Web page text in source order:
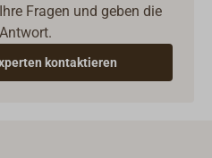
Fragen und geben die
kontaktieren